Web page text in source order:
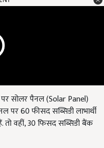
सोलर पैनल (Solar Panel)
पर 60 फीसद सब्सिडी लाभार्थी
तो वहीं, 30 फिसद सब्सिडी बैंक